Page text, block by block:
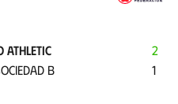
ATHLETIC
B
2
1